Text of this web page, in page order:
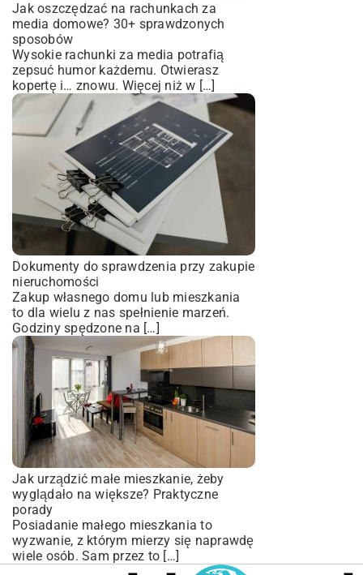
Jak oszczędzać na rachunkach za
media domowe? 30+ sprawdzonych
sposobów
Wysokie rachunki za media potrafią
zepsuć humor każdemu. Otwierasz
kopertę i… znowu. Więcej niż w […]
Dokumenty do sprawdzenia przy zakupie
nieruchomości
Zakup własnego domu lub mieszkania
to dla wielu z nas spełnienie marzeń.
Godziny spędzone na […]
Jak urządzić małe mieszkanie, żeby
wyglądało na większe? Praktyczne
porady
Posiadanie małego mieszkania to
wyzwanie, z którym mierzy się naprawdę
wiele osób. Sam przez to […]